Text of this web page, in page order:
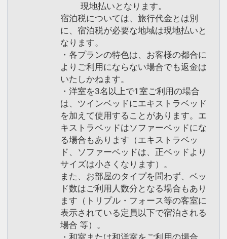
現地払いとなります。
宿泊税については、旅行代金とは別
に、宿泊税が必要な地域は現地払いと
なります。
・各プランの特色は、お客様の都合に
よりご利用にならない場合でも返金は
いたしかねます。
・洋室を3名以上で1室ご利用の場合
は、ツインベッドにエキストラベッド
を加えて使用することがあります。エ
キストラベッドはソファーベッドにな
る場合もあります（エキストラベッ
ド、ソファーベッドは、正ベッドより
サイズは小さくなります）。
また、お部屋のタイプを問わず、ベッ
ド数はご利用人数分となる場合もあり
ます（トリプル・フォース等の客室に
表示されている定員以下で宿泊される
場合 等）。